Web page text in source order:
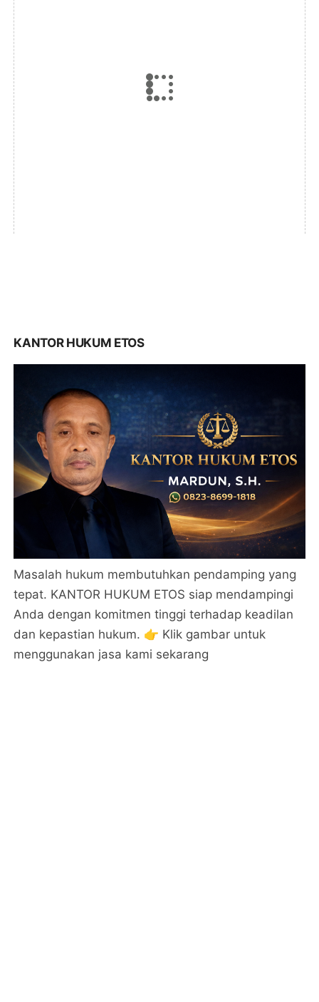
KANTOR HUKUM ETOS
Masalah hukum membutuhkan pendamping yang
tepat. KANTOR HUKUM ETOS siap mendampingi
Anda dengan komitmen tinggi terhadap keadilan
dan kepastian hukum. 👉 Klik gambar untuk
menggunakan jasa kami sekarang